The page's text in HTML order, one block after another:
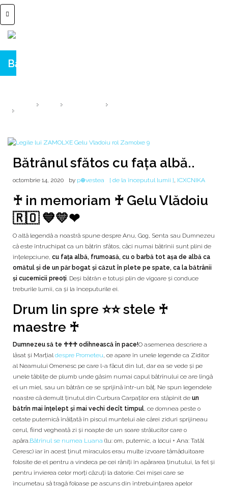
Bătrânul sfătos cu faţa albă..
Bătrânul sfătos cu faţa albă..
octombrie 14, 2020 by p⊕vestea [ de la începutul lumii ], ICXCNIKA
♰ in memoriam ♰ Gelu Vlădoiu
🇷🇴 💙💛❤
O altă legendă a noastră spune despre Anu, Gog, Senta sau Dumnezeu
că este întruchipat ca un bătrîn sfătos, căci numai bătrînii sunt plini de
înţelepciune, cu faţa albă, frumoasă, cu o barbă tot aşa de albă ca
omătul şi de un păr bogat şi căzut în plete pe spate, ca la bătrânii
şi cucernicii preoţi. Deşi bătrân e totuşi plin de vigoare şi conduce
treburile lumii, ca şi la începuturile ei.
Drum lin spre ⭐⭐ stele ♰
maestre ♰
Dumnezeu să te ♰♰♰ odihnească în pace!O asemenea descriere a
lăsat și Marţialdespre Prometeu, ce apare în unele legende ca Ziditor
al Neamului Omenesc pe care l-a făcut din lut, dar ea se vede și pe
unele tăblițe de plumb unde găsim numai capul bătrînului ce are lîngă
el un miel, sau un bătrân ce se sprijină într-un băț. Ne spun legendele
noastre că demult ținutul din Curbura Carpaților era stăpînit de un
bătrîn mai înțelept și mai vechi decît timpul, ce domnea peste o
cetate puternică înălțată în piscul muntelui ale cărei ziduri sprijineau
cerul, fiind vegheată zi și noapte de un soare strălucitor care o
apăra.Bătrînul se numea Luana (lu: om, puternic, a locui + Ana: Tatăl
Ceresc) iar în acest ținut miraculos erau multe izvoare tămăduitoare
folosite de el pentru a vindeca pe cei răniți în apărarea ținutului, la fel și
pentru învierea celor morți căzuți la datorie. Cei mișei care se
încumetau să tragă foloase pe ascuns din întrebuințarea apelor